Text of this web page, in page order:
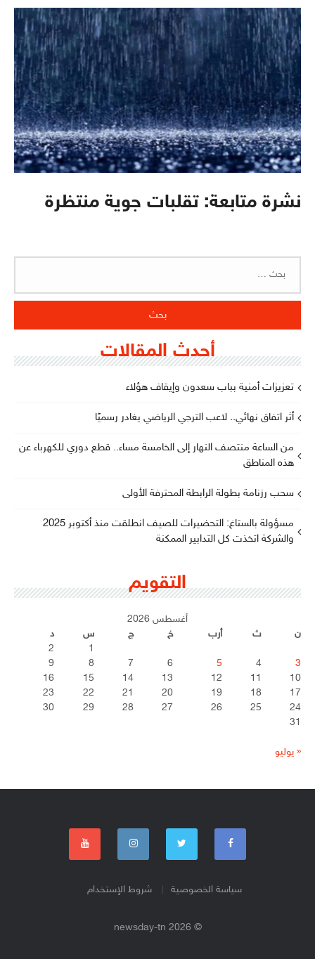
نشرة متابعة: تقلبات جوية منتظرة
أحدث المقالات
تعزيزات أمنية بباب سعدون وإيقاف هؤلاء
أثر اتفاق نهائي.. لاعب الترجي الرياضي يغادر رسميًا
من الساعة منتصف النهار إلى الخامسة مساء.. قطع دوري للكهرباء عن
هذه المناطق
سحب رزنامة بطولة الرابطة المحترفة الأولى
مسؤولة بالستاغ: التحضيرات للصيف انطلقت منذ أكتوبر 2025
والشركة اتخذت كل التدابير الممكنة
التقويم
أغسطس 2026
ن
ث أرب خ ج س
د
1
2
3
4
5
6
7
8
9
10
11
12
13
14
15
16
17
18
19
20
21
22
23
24
25
26
27
28
29
30
31
« يوليو
سياسة الخصوصية شروط الإستخدام
© 2026 newsday-tn